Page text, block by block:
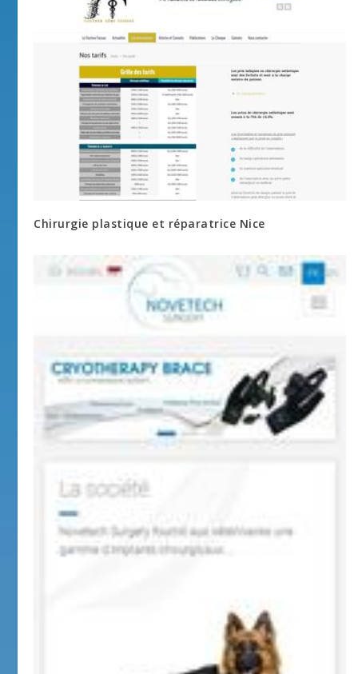
Chirurgie plastique et réparatrice Nice